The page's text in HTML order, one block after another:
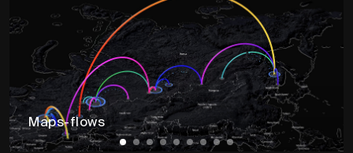
Maps-flows